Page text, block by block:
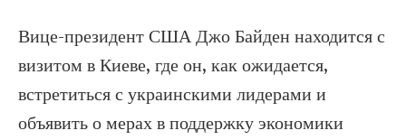
Вице-президент США Джо Байден находится с
визитом в Киеве, где он, как ожидается,
встретиться с украинскими лидерами и
объявить о мерах в поддержку экономики